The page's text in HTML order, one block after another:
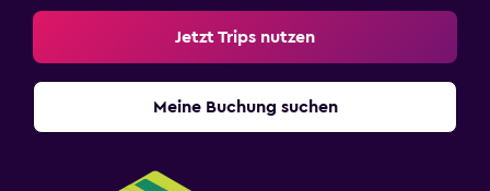
Jetzt Trips nutzen
Meine Buchung suchen